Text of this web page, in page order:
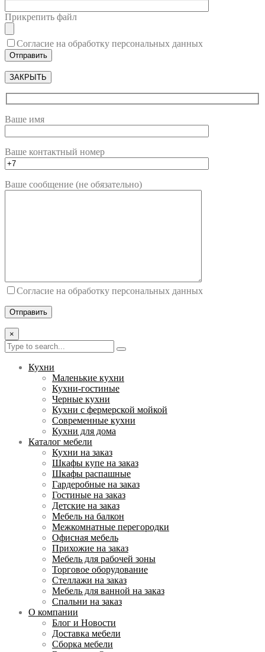
Прикрепить файл
Согласие на обработку персональных данных
ЗАКРЫТЬ
Ваше имя
Ваше контактный номер
Ваше сообщение (не обязательно)
Согласие на обработку персональных данных
×
Кухни
Маленькие кухни
Кухни-гостиные
Черные кухни
Кухни с фермерской мойкой
Современные кухни
Кухни для дома
Каталог мебели
Кухни на заказ
Шкафы купе на заказ
Шкафы распашные
Гардеробные на заказ
Гостиные на заказ
Детские на заказ
Мебель на балкон
Межкомнатные перегородки
Офисная мебель
Прихожие на заказ
Мебель для рабочей зоны
Торговое оборудование
Cтеллажи на заказ
Мебель для ванной на заказ
Спальни на заказ
О компании
Блог и Новости
Доставка мебели
Сборка мебели